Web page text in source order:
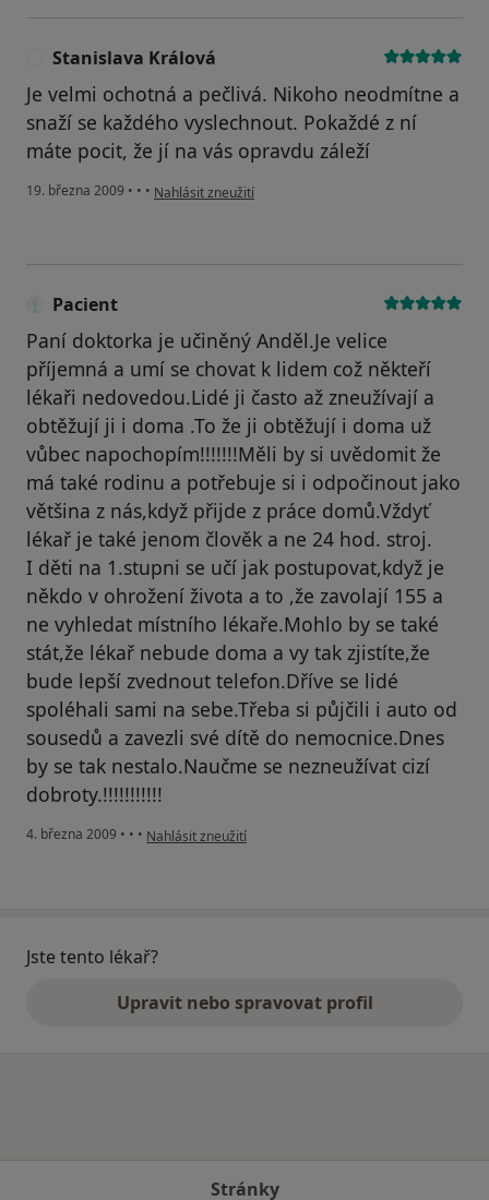
Stanislava Králová
Je velmi ochotná a pečlivá. Nikoho neodmítne a
snaží se každého vyslechnout. Pokaždé z ní
máte pocit, že jí na vás opravdu záleží
19. března 2009 • • • podle názoru uživatele Stanislava Králová
Nahlásit zneužití
Pacient
Paní doktorka je učiněný Anděl.Je velice
příjemná a umí se chovat k lidem což někteří
lékaři nedovedou.Lidé ji často až zneužívají a
obtěžují ji i doma .To že ji obtěžují i doma už
vůbec napochopím!!!!!!!Měli by si uvědomit že
má také rodinu a potřebuje si i odpočinout jako
většina z nás,když přijde z práce domů.Vždyť
lékař je také jenom člověk a ne 24 hod. stroj.
I děti na 1.stupni se učí jak postupovat,když je
někdo v ohrožení života a to ,že zavolají 155 a
ne vyhledat místního lékaře.Mohlo by se také
stát,že lékař nebude doma a vy tak zjistíte,že
bude lepší zvednout telefon.Dříve se lidé
spoléhali sami na sebe.Třeba si půjčili i auto od
sousedů a zavezli své dítě do nemocnice.Dnes
by se tak nestalo.Naučme se nezneužívat cizí
dobroty.!!!!!!!!!!!
4. března 2009 • • • podle názoru uživatele Pacient
Nahlásit zneužití
Jste tento lékař?
Upravit nebo spravovat profil
Stránky